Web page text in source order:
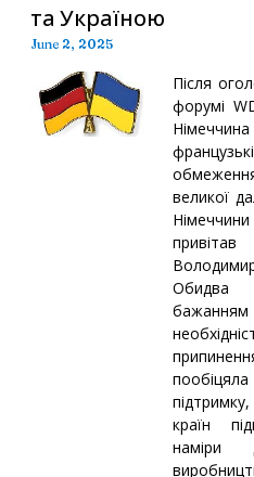
та Україною
June 2, 2025
Після
форумі
великої
Обидва
бажанням
країн
наміри